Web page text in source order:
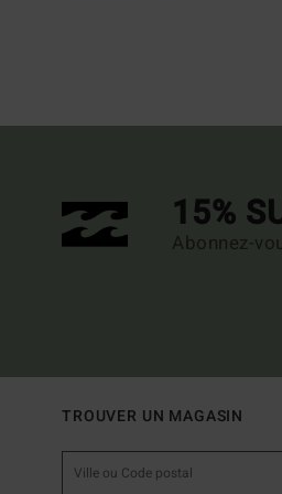
15%
Abonnez-
TROUVER UN MAGASIN